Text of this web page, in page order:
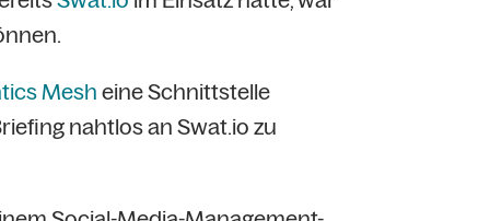
Mesh eine Schnittstelle
nahtlos an Swat.io zu